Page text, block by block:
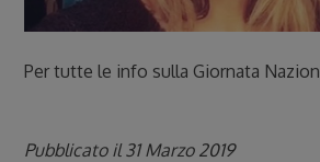
Per tutte le info sulla Giornata
Pubblicato il 31 Marzo 2019